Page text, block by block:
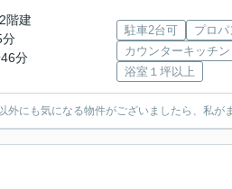
階建
分
46分
駐車2台可 プロパ
カウンターキッチン
浴室１坪以上
にも気になる物件がございましたら、私が